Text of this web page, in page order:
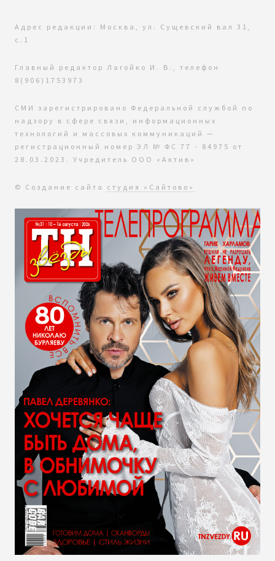
Адрес редакции: Москва, ул. Сущевский вал 31,
с.1
Главный редактор Лагойко И. В., телефон
8(906)1753973
СМИ зарегистрировано Федеральной службой по
надзору в сфере связи, информационных
технологий и массовых коммуникаций —
регистрационный номер ЭЛ № ФС 77 - 84975 от
28.03.2023. Учредитель ООО «Актив»
© Создание сайта студия «Сайтово»